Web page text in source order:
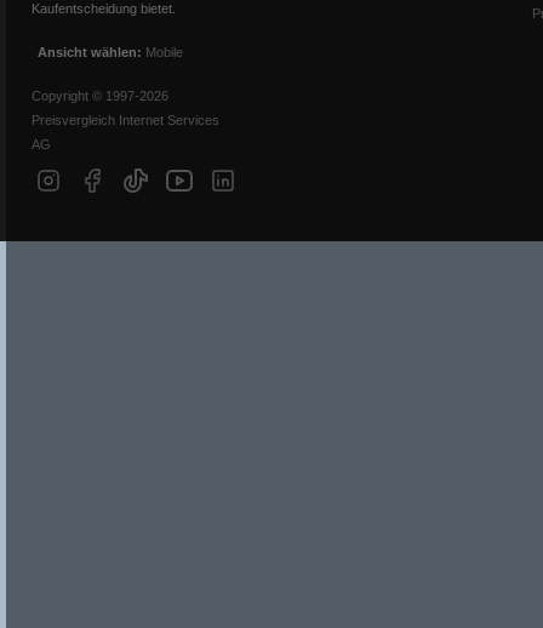
Kaufentscheidung bietet.
Ansicht wählen: Mobile
Copyright © 1997-2026
Preisvergleich Internet Services
AG